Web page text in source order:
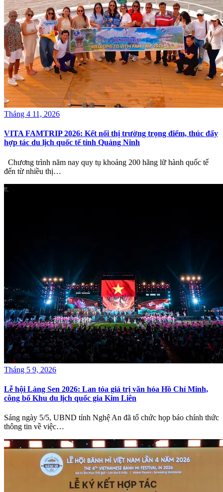
Tháng 4 11, 2026
VITA FAMTRIP 2026: Kết nối thị trường trọng điểm, thúc đẩy
hợp tác du lịch quốc tế tỉnh Quảng Ninh
Chương trình năm nay quy tụ khoảng 200 hãng lữ hành quốc tế
đến từ nhiều thị…
Tháng 5 9, 2026
Lễ hội Làng Sen 2026: Lan tỏa giá trị văn hóa Hồ Chí Minh,
công bố Khu du lịch quốc gia Kim Liên
Sáng ngày 5/5, UBND tỉnh Nghệ An đã tổ chức họp báo chính thức
thông tin về việc…